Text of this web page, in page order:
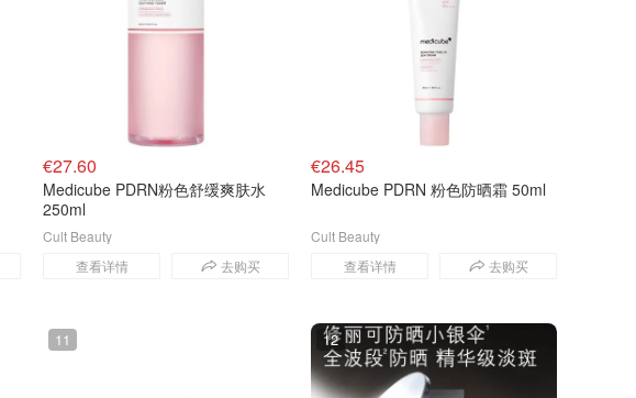
€27.60
Medicube PDRN粉色舒缓爽肤水
250ml
查看详情 去购买
Cult Beauty
€26.45
Medicube PDRN 粉色防晒霜 50ml
查看详情 去购买
Cult Beauty
11 12